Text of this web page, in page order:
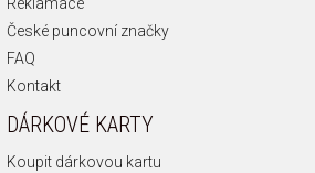
České puncovní značky
FAQ
Kontakt
DÁRKOVÉ KARTY
Koupit dárkovou kartu